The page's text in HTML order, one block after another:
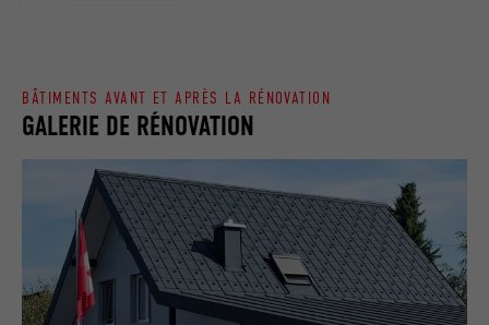
GALERIE DE RÉNOVATION
BÂTIMENTS AVANT ET APRÈS LA RÉNOVATION
UTILITÉ
autorise l'utilisation de cookies. Ne
contient aucun élément d'identification.
EXPIRATION Session
UTILITÉ
Utilisé par LinkedIn lorsqu'un site
Internet contient une fenêtre « Suivez-
nous » intégrée.
NOM bcookie